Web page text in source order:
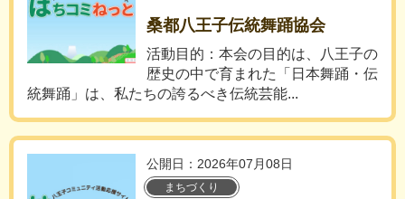
桑都八王子伝統舞踊協会
活動目的：本会の目的は、八王子の
歴史の中で育まれた「日本舞踊・伝
統舞踊」は、私たちの誇るべき伝統芸能...
公開日：2026年07月08日
まちづくり